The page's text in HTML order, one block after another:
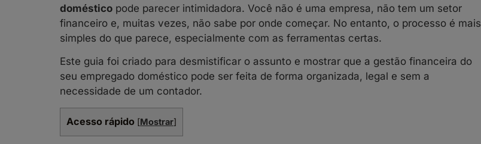
doméstico pode parecer intimidadora. Você não é uma empresa, não tem um setor
financeiro e, muitas vezes, não sabe por onde começar. No entanto, o processo é mais
simples do que parece, especialmente com as ferramentas certas.
Este guia foi criado para desmistificar o assunto e mostrar que a gestão financeira do
seu empregado doméstico pode ser feita de forma organizada, legal e sem a
necessidade de um contador.
Acesso rápido [Mostrar]